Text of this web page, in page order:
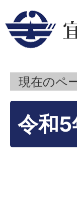
現在のペ
令和5